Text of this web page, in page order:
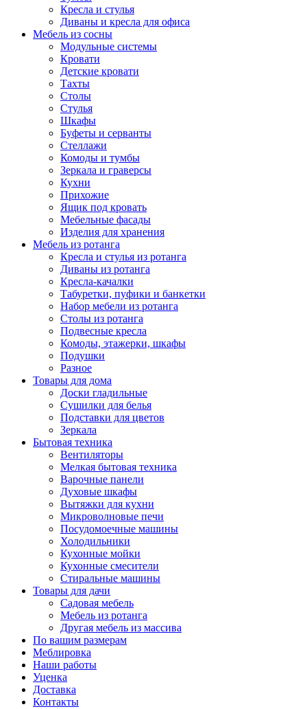
Кресла и стулья
Диваны и кресла для офиса
Мебель из сосны
Модульные системы
Кровати
Детские кровати
Тахты
Столы
Стулья
Шкафы
Буфеты и серванты
Стеллажи
Комоды и тумбы
Зеркала и граверсы
Кухни
Прихожие
Ящик под кровать
Мебельные фасады
Изделия для хранения
Мебель из ротанга
Кресла и стулья из ротанга
Диваны из ротанга
Кресла-качалки
Табуретки, пуфики и банкетки
Набор мебели из ротанга
Столы из ротанга
Подвесные кресла
Комоды, этажерки, шкафы
Подушки
Разное
Товары для дома
Доски гладильные
Сушилки для белья
Подставки для цветов
Зеркала
Бытовая техника
Вентиляторы
Мелкая бытовая техника
Варочные панели
Духовые шкафы
Вытяжки для кухни
Микроволновые печи
Посудомоечные машины
Холодильники
Кухонные мойки
Кухонные смесители
Стиральные машины
Товары для дачи
Садовая мебель
Мебель из ротанга
Другая мебель из массива
По вашим размерам
Меблировка
Наши работы
Уценка
Доставка
Контакты